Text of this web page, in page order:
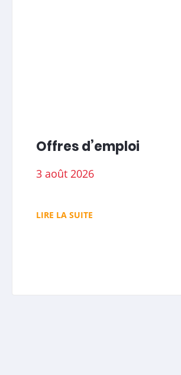
Offres d’emploi
3 août 2026
LIRE LA SUITE